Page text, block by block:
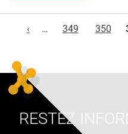
‹
… 349 350
RESTEZ